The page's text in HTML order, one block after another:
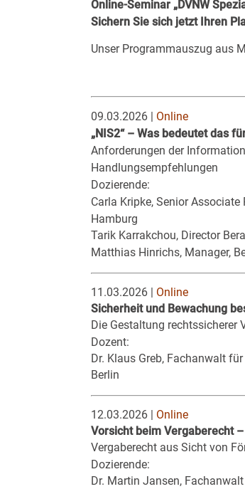
Online-Seminar „DVNW
Sichern Sie sich jetzt Ihren
Unser Programmauszug aus
09.03.2026 | Online
„NIS2“ – Was bedeutet das
Anforderungen der
Handlungsempfehlungen
Dozierende:
Carla Kripke, Senior
Hamburg
Tarik Karrakchou, Director
Matthias Hinrichs, Manager,
11.03.2026 | Online
Sicherheit und Bewachung
Die Gestaltung rechtssicherer
Dozent:
Dr. Klaus Greb, Fachanwalt
Berlin
12.03.2026 | Online
Vorsicht beim Vergaberecht
Vergaberecht aus Sicht von
Dozierende:
Dr. Martin Jansen,